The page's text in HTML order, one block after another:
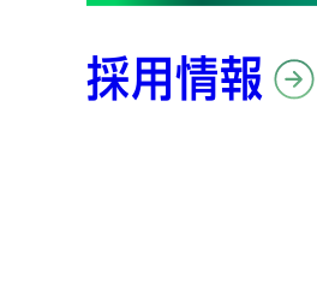
採用情報